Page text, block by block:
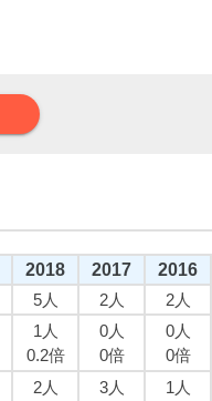
2018 2017
2016
5人 2人
2人
1人
0.2倍
0人
0倍
0人
0倍
2人
3人
1人